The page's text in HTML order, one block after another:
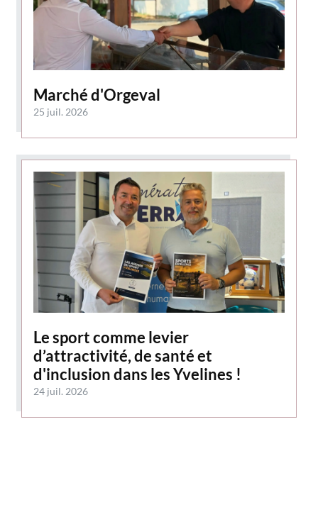
Marché d'Orgeval
25 juil. 2026
Le sport comme levier
d’attractivité, de santé et
d'inclusion dans les Yvelines !
24 juil. 2026